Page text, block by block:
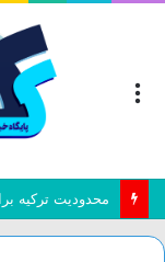
محدودیت ترکیه